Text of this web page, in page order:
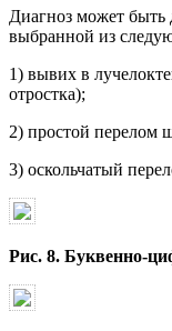
Диагноз может быть
выбранной из
1) вывих в
отростка);
2) простой перелом
3) оскольчатый
Рис. 8. Буквенно-